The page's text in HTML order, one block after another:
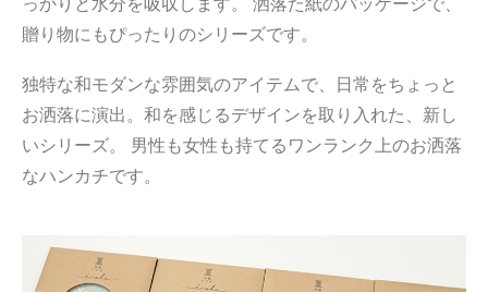
っかりと水分を吸収します。 洒落た紙のパッケージで、
贈り物にもぴったりのシリーズです。
独特な和モダンな雰囲気のアイテムで、日常をちょっと
お洒落に演出。和を感じるデザインを取り入れた、新し
いシリーズ。 男性も女性も持てるワンランク上のお洒落
なハンカチです。